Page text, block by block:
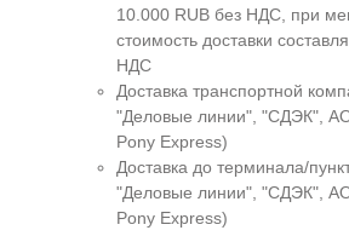
10.000 RUB без НДС, при
стоимость доставки
НДС
Доставка транспортной
"Деловые линии", "СДЭК",
Pony Express)
Доставка до терминала/
"Деловые линии", "СДЭК",
Pony Express)